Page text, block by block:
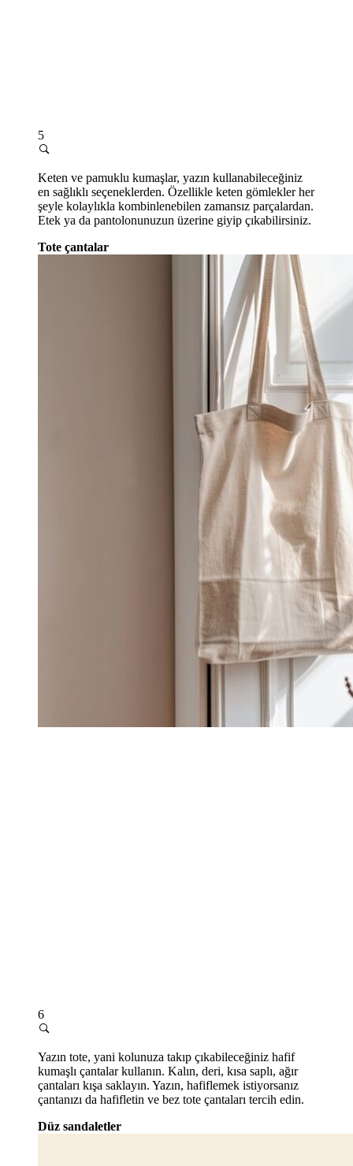
5
Keten ve pamuklu kumaşlar, yazın kullanabileceğiniz
en sağlıklı seçeneklerden. Özellikle keten gömlekler her
şeyle kolaylıkla kombinlenebilen zamansız parçalardan.
Etek ya da pantolonunuzun üzerine giyip çıkabilirsiniz.
Tote çantalar
6
Yazın tote, yani kolunuza takıp çıkabileceğiniz hafif
kumaşlı çantalar kullanın. Kalın, deri, kısa saplı, ağır
çantaları kışa saklayın. Yazın, hafiflemek istiyorsanız
çantanızı da hafifletin ve bez tote çantaları tercih edin.
Düz sandaletler